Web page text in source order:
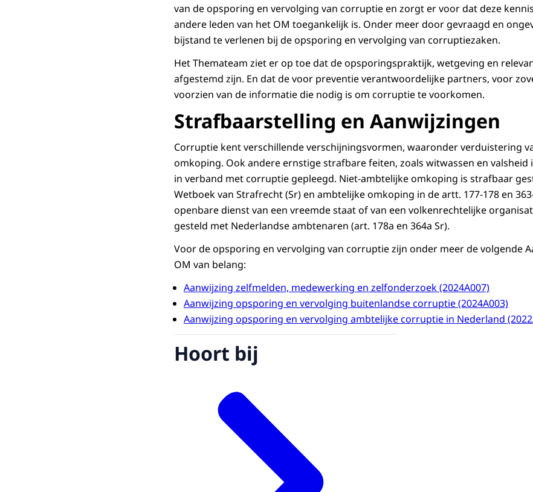
van de opsporing en vervolging van corruptie en zorgt er voor dat deze
andere leden van het OM toegankelijk is. Onder meer door gevraagd en
bijstand te verlenen bij de opsporing en vervolging van corruptiezaken.
Het Themateam ziet er op toe dat de opsporingspraktijk, wetgeving en
afgestemd zijn. En dat de voor preventie verantwoordelijke partners, voor
voorzien van de informatie die nodig is om corruptie te voorkomen.
Strafbaarstelling en Aanwijzingen
Corruptie kent verschillende verschijningsvormen, waaronder verduistering
omkoping. Ook andere ernstige strafbare feiten, zoals witwassen en
in verband met corruptie gepleegd. Niet-ambtelijke omkoping is strafbaar
Wetboek van Strafrecht (Sr) en ambtelijke omkoping in de artt. 177-178 en
openbare dienst van een vreemde staat of van een volkenrechtelijke
gesteld met Nederlandse ambtenaren (art. 178a en 364a Sr).
Voor de opsporing en vervolging van corruptie zijn onder meer de volgende
OM van belang:
Aanwijzing zelfmelden, medewerking en zelfonderzoek (2024A007)
Aanwijzing opsporing en vervolging buitenlandse corruptie (2024A003)
Aanwijzing opsporing en vervolging ambtelijke corruptie in Nederland
Hoort bij